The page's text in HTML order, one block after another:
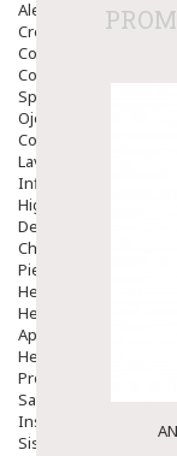
Alergias Y Picaduras
Cremas
Comprimidos
Colirios
Sprays
Ojos Y Oidos
Congestión
Lavado Ojos
Inflamación Del Oido
Higiene Oido
Deshabituación
Chicles
Piel
Herpes Y Hongos
Heridas Y úlceras
Aparato Genital
Hemorroides
Protectores Y
Salud
Insomnio
Sistema Nervioso